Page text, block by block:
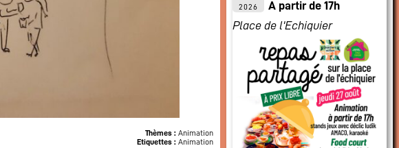
Thèmes : Animation
Etiquettes : Animation
2026
A partir de 17h
Place de l'Echiquier